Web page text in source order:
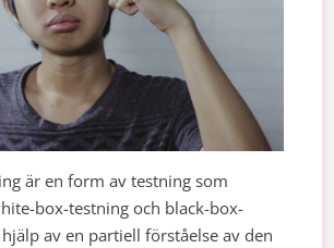
är en form av testning som
box-testning och black-box-
av en partiell förståelse av den